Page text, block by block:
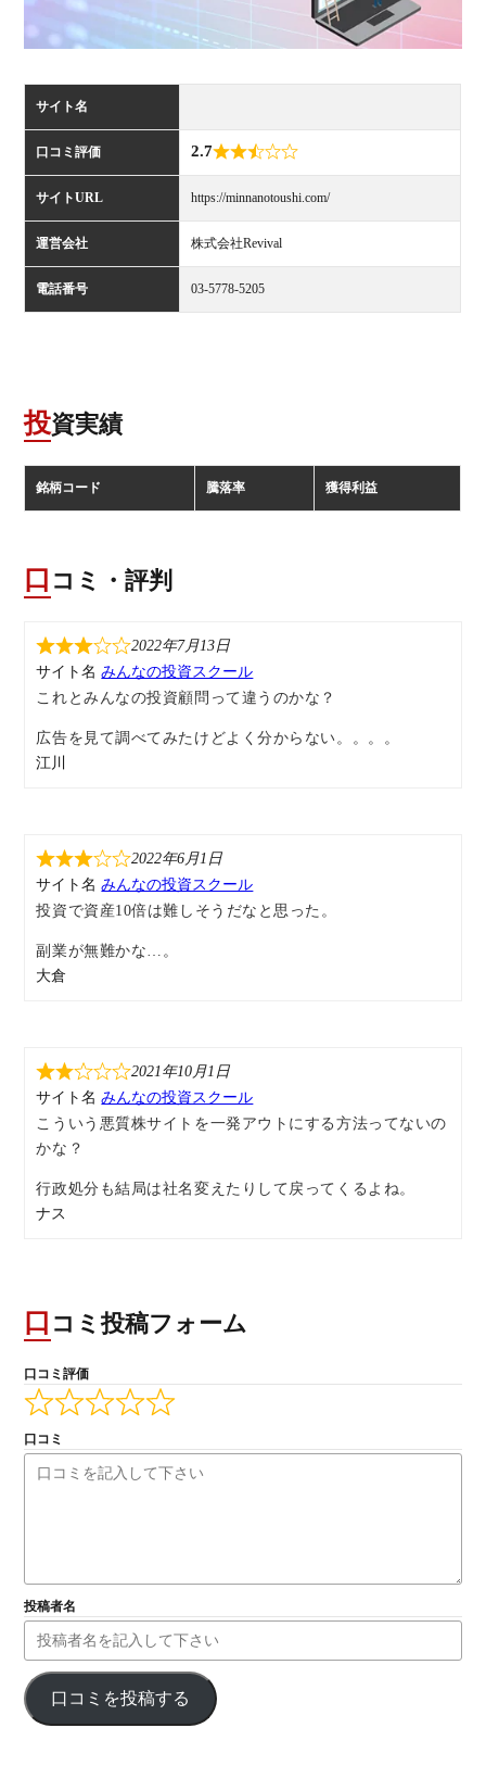
サイト名
口コミ評価 2.7
サイトURL https://minnanotoushi.com/
運営会社 株式会社Revival
電話番号 03-5778-5205
投資実績
銘柄コード 騰落率 獲得利益
口コミ・評判
2022年7月13日
サイト名みんなの投資スクール
これとみんなの投資顧問って違うのかな？
広告を見て調べてみたけどよく分からない。。。。
江川
2022年6月1日
サイト名みんなの投資スクール
投資で資産10倍は難しそうだなと思った。
副業が無難かな…。
大倉
2021年10月1日
サイト名みんなの投資スクール
こういう悪質株サイトを一発アウトにする方法ってないの
かな？
行政処分も結局は社名変えたりして戻ってくるよね。
ナス
口コミ投稿フォーム
口コミ評価
口コミ
投稿者名
口コミを投稿する